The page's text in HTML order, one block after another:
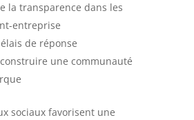
la transparence dans les
entreprise
de réponse
une communauté
sociaux favorisent une